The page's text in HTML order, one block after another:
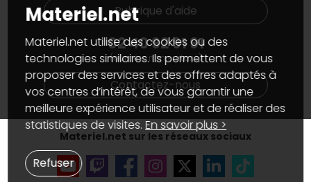
Materiel.net recrute
Notre programme d'affiliation
Partenariat & Sponsoring
Conditions générales de vente
Informations légales
Données personnellesetcookies
Gérer vos cookies
Accessibilité : non conforme
Rubrique d'aide
02 40 92 91 91
(numéro non surtaxé)
Contactez-nous
Materiel.net sur les réseaux sociaux
Materiel.net
Materiel.net utilise des cookies ou des
technologies similaires. Ils permettent de vous
proposer des services et des offres adaptés à
vos centres d’intérêt, de vous garantir une
meilleure expérience utilisateur et de réaliser des
statistiques de visites.En savoir plus >
Refuser